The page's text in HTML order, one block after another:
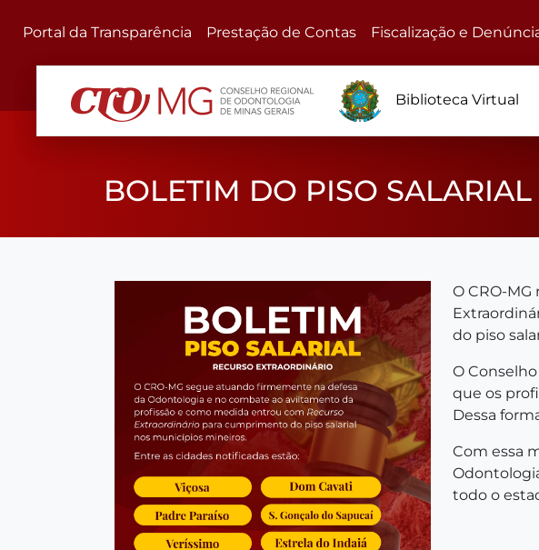
Portal da Transparência Prestação de Contas Fiscalização e
Biblioteca Virtual
BOLETIM DO PISO SALARIAL
O CRO-
do piso
O
que os
Dessa
Com essa
todo o